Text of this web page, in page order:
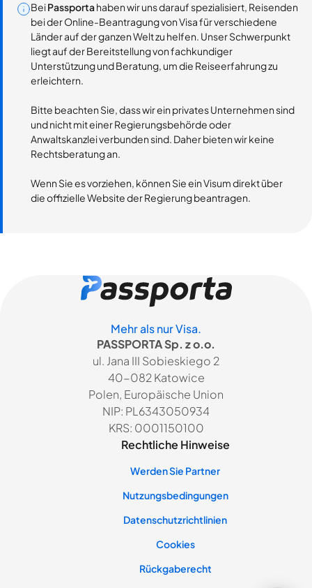
BeiPassportahaben wir uns darauf spezialisiert, Reisenden
bei der Online-Beantragung von Visa für verschiedene
Länder auf der ganzen Welt zu helfen. Unser Schwerpunkt
liegt auf der Bereitstellung von fachkundiger
Unterstützung und Beratung, um die Reiseerfahrung zu
erleichtern.
Bitte beachten Sie, dass wir ein privates Unternehmen sind
und nicht mit einer Regierungsbehörde oder
Anwaltskanzlei verbunden sind. Daher bieten wir keine
Rechtsberatung an.
Wenn Sie es vorziehen, können Sie ein Visum direkt über
die offizielle Website der Regierung beantragen.
Mehr als nur Visa.
PASSPORTA Sp. z o.o.
ul. Jana III Sobieskiego 2
40-082 Katowice
Polen, Europäische Union
NIP: PL6343050934
KRS: 0001150100
Rechtliche Hinweise
Werden Sie Partner
Nutzungsbedingungen
Datenschutzrichtlinien
Cookies
Rückgaberecht